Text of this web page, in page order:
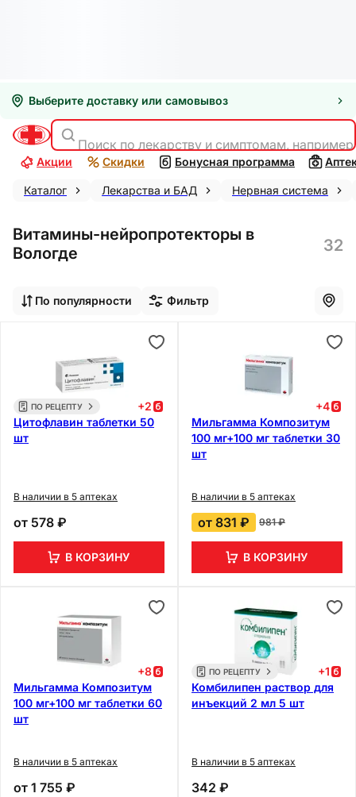
Выберите доставку или самовывоз
Поиск по лекарству и симптомам,
Акции Скидки Бонусная программа
Каталог Лекарства и БАД Нервная система
Витамины-нейропротекторы в
Вологде
32
По популярности Фильтр
ПО РЕЦЕПТУ +2
Цитофлавин таблетки 50
шт
В наличии в 5 аптеках
от 578 ₽
В КОРЗИНУ
+4
Мильгамма Композитум
100 мг+100 мг таблетки 30
шт
В наличии в 5 аптеках
от 831 ₽ 981 ₽
В КОРЗИНУ
+8
Мильгамма Композитум
100 мг+100 мг таблетки 60
шт
В наличии в 5 аптеках
от 1 755 ₽
ПО РЕЦЕПТУ +1
Комбилипен раствор для
инъекций 2 мл 5 шт
В наличии в 5 аптеках
342 ₽